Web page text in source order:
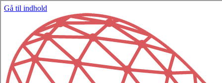
Gå til indhold